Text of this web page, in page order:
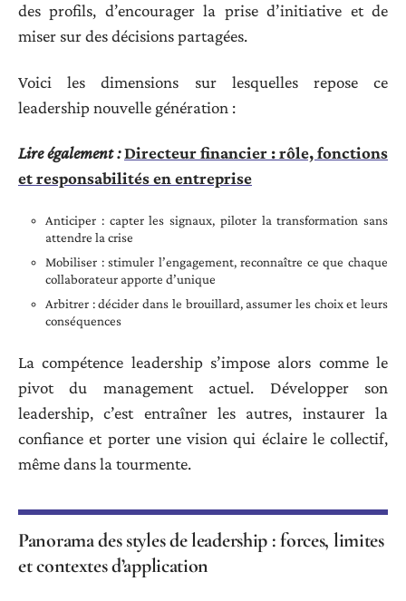
des profils, d’encourager la prise d’initiative et de
miser sur des décisions partagées.
Voici les dimensions sur lesquelles repose ce
leadership nouvelle génération :
Lire également :Directeur financier : rôle, fonctions
et responsabilités en entreprise
Anticiper : capter les signaux, piloter la transformation sans
attendre la crise
Mobiliser : stimuler l’engagement, reconnaître ce que chaque
collaborateur apporte d’unique
Arbitrer : décider dans le brouillard, assumer les choix et leurs
conséquences
La compétence leadership s’impose alors comme le
pivot du management actuel. Développer son
leadership, c’est entraîner les autres, instaurer la
confiance et porter une vision qui éclaire le collectif,
même dans la tourmente.
Panorama des styles de leadership : forces, limites
et contextes d’application